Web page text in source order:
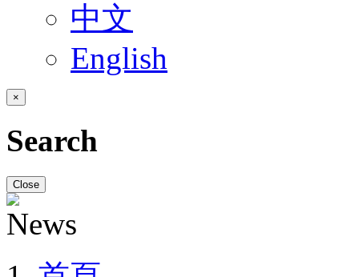
中文
English
×
Search
Close